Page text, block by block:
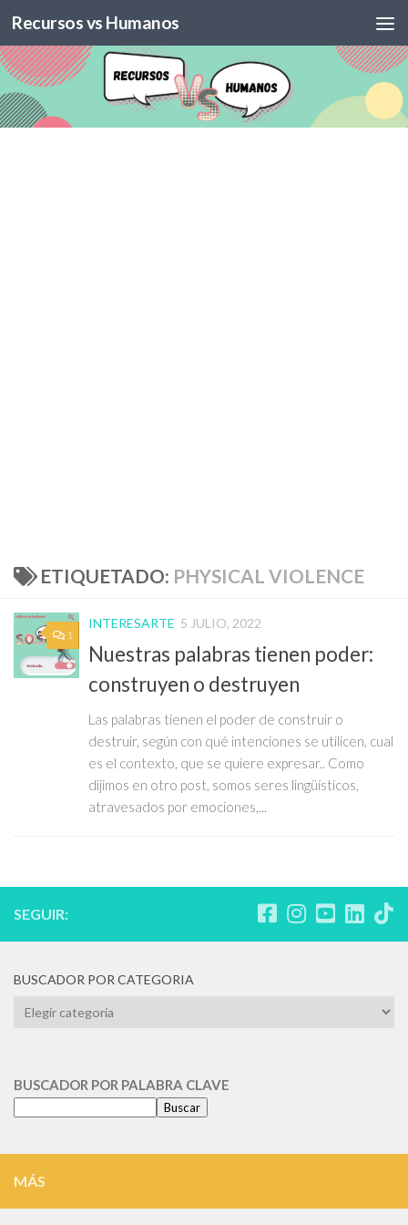
Skip to content
Recursos vs Humanos
ETIQUETADO: PHYSICAL VIOLENCE
1
INTERESARTE 5 JULIO, 2022
Nuestras palabras tienen poder:
construyen o destruyen
Las palabras tienen el poder de construir o
destruir, según con qué intenciones se utilicen, cual
es el contexto, que se quiere expresar.. Como
dijimos en otro post, somos seres lingüísticos,
atravesados por emociones,...
SEGUIR:
BUSCADOR POR CATEGORIA
BUSCADOR
BUSCADOR POR PALABRA CLAVE
Buscar
MÁS